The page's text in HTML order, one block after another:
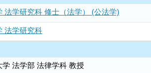
法学研究科 修士（法学） (公法学)
法学研究科
学 法学部 法律学科 教授